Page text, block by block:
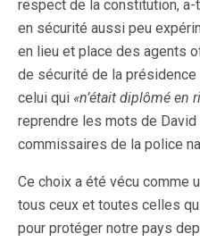
serviteurs, les
chers, inefficaces
l’ancien monde en
respect de la constitution,
en sécurité aussi peu
en lieu et place des agents
de sécurité de la
celui qui «n’était diplômé en
reprendre les mots de
commissaires de la police
Ce choix a été vécu comme
tous ceux et toutes celles
pour protéger notre pays